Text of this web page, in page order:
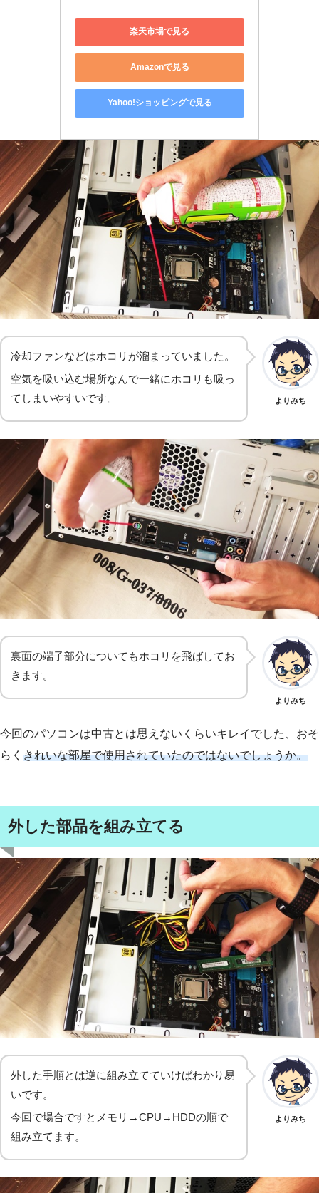
楽天市場で見る
Amazonで見る
Yahoo!ショッピングで見る
冷却ファンなどはホコリが溜まっていました。
空気を吸い込む場所なんで一緒にホコリも吸っ
てしまいやすいです。
よりみち
裏面の端子部分についてもホコリを飛ばしてお
きます。
よりみち
今回のパソコンは中古とは思えないくらいキレイでした、おそ
らく きれいな部屋で使用されていたのではないでしょうか。
外した部品を組み立てる
外した手順とは逆に組み立てていけばわかり易
いです。
今回で場合ですとメモリ→CPU→HDDの順で
組み立てます。
よりみち